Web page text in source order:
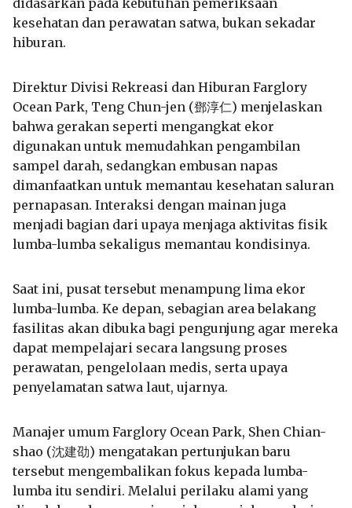
kesehatan dan perawatan satwa, bukan sekadar
hiburan.
Direktur Divisi Rekreasi dan Hiburan Farglory
Ocean Park, Teng Chun-jen (鄧淳仁) menjelaskan
bahwa gerakan seperti mengangkat ekor
digunakan untuk memudahkan pengambilan
sampel darah, sedangkan embusan napas
dimanfaatkan untuk memantau kesehatan saluran
pernapasan. Interaksi dengan mainan juga
menjadi bagian dari upaya menjaga aktivitas fisik
lumba-lumba sekaligus memantau kondisinya.
Saat ini, pusat tersebut menampung lima ekor
lumba-lumba. Ke depan, sebagian area belakang
fasilitas akan dibuka bagi pengunjung agar mereka
dapat mempelajari secara langsung proses
perawatan, pengelolaan medis, serta upaya
penyelamatan satwa laut, ujarnya.
Manajer umum Farglory Ocean Park, Shen Chian-
shao (沈建劭) mengatakan pertunjukan baru
tersebut mengembalikan fokus kepada lumba-
lumba itu sendiri. Melalui perilaku alami yang